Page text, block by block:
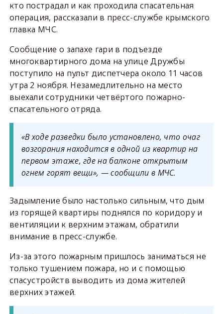
кто пострадал и как проходила спасательная
операция, рассказали в пресс-службе крымского
главка МЧС.
Сообщение о запахе гари в подъезде
многоквартирного дома на улице Дружбы
поступило на пульт диспетчера около 11 часов
утра 2 ноября. Незамедлительно на место
выехали сотрудники четвёртого пожарно-
спасательного отряда.
«В ходе разведки было установлено, что очаг
возгорания находится в одной из квартир на
первом этаже, где на балконе открытым
огнем горят вещи», — сообщили в МЧС.
Задымление было настолько сильным, что дым
из горящей квартиры поднялся по коридору и
вентиляции к верхним этажам, обратили
внимание в пресс-службе.
Из-за этого пожарным пришлось заниматься не
только тушением пожара, но и с помощью
спасустройств выводить из дома жителей
верхних этажей.